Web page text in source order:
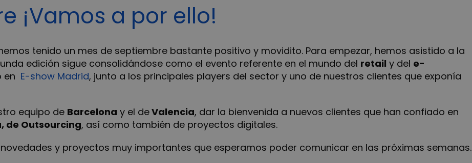
¡Vamos a por ello!
tenido un mes de septiembre bastante positivo y movidito. Para empezar, hemos asistido a la
edición sigue consolidándose como el evento referente en el mundo del retail y del e-
en E-show Madrid, junto a los principales players del sector y uno de nuestros clientes que exponía
equipo de Barcelona y el deValencia, dar la bienvenida a nuevos clientes que han confiado en
de Outsourcing, así como también de proyectos digitales.
y proyectos muy importantes que esperamos poder comunicar en las próximas semanas.